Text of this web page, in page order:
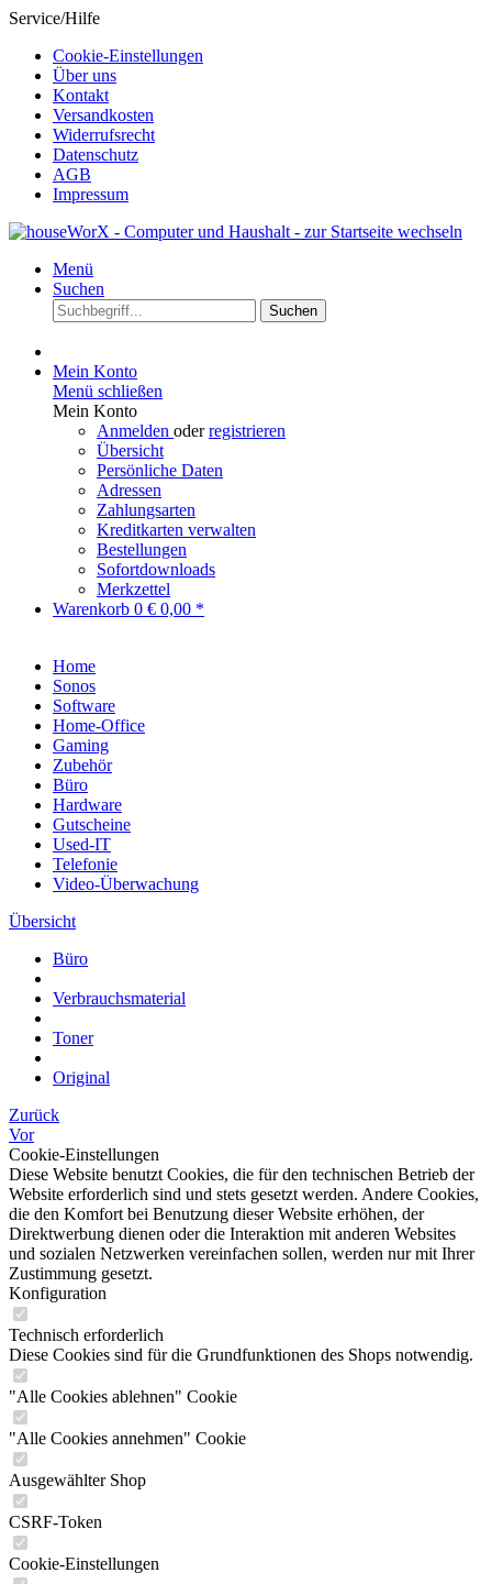
Service/Hilfe
Cookie-Einstellungen
Über uns
Kontakt
Versandkosten
Widerrufsrecht
Datenschutz
AGB
Impressum
Menü
Suchen
Suchen
Mein Konto
Menü schließen
Mein Konto
Anmelden oderregistrieren
Übersicht
Persönliche Daten
Adressen
Zahlungsarten
Kreditkarten verwalten
Bestellungen
Sofortdownloads
Merkzettel
Warenkorb 0 € 0,00 *
Home
Sonos
Software
Home-Office
Gaming
Zubehör
Büro
Hardware
Gutscheine
Used-IT
Telefonie
Video-Überwachung
Übersicht
Büro
Verbrauchsmaterial
Toner
Original
Zurück
Vor
Cookie-Einstellungen
Diese Website benutzt Cookies, die für den technischen Betrieb der
Website erforderlich sind und stets gesetzt werden. Andere Cookies,
die den Komfort bei Benutzung dieser Website erhöhen, der
Direktwerbung dienen oder die Interaktion mit anderen Websites
und sozialen Netzwerken vereinfachen sollen, werden nur mit Ihrer
Zustimmung gesetzt.
Konfiguration
Technisch erforderlich
Diese Cookies sind für die Grundfunktionen des Shops notwendig.
"Alle Cookies ablehnen" Cookie
"Alle Cookies annehmen" Cookie
Ausgewählter Shop
CSRF-Token
Cookie-Einstellungen